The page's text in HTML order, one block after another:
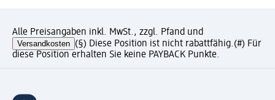
Alle Preisangaben inkl. MwSt., zzgl. Pfand und
Versandkosten (§) Diese Position ist nicht rabattfähig.(#) Für
diese Position erhalten Sie keine PAYBACK Punkte.